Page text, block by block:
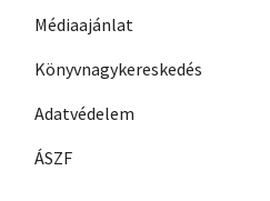
Médiaajánlat
Könyvnagykereskedés
Adatvédelem
ÁSZF